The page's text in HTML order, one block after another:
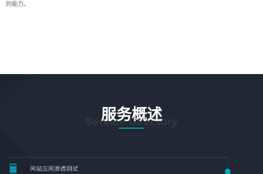
的能力。
服务概述
Service Directory